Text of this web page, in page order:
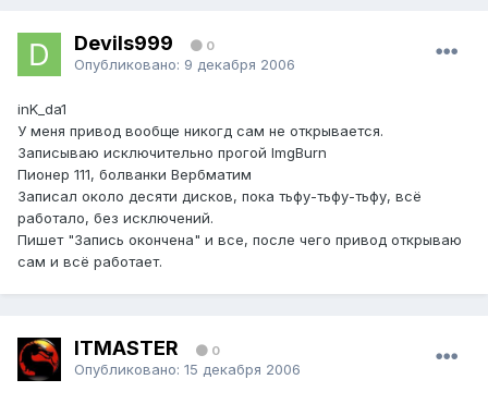
Devils999 0
Опубликовано: 9 декабря 2006
inK_da1
У меня привод вообще никогд сам не открывается.
Записываю исключительно прогой ImgBurn
Пионер 111, болванки Вербматим
Записал около десяти дисков, пока тьфу-тьфу-тьфу, всё
работало, без исключений.
Пишет "Запись окончена" и все, после чего привод открываю
сам и всё работает.
ITMASTER 0
Опубликовано: 15 декабря 2006